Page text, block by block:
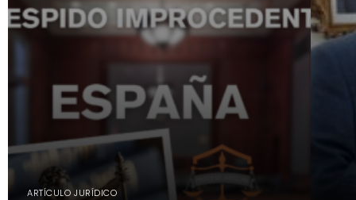
ARTÍCULO JURÍDICO